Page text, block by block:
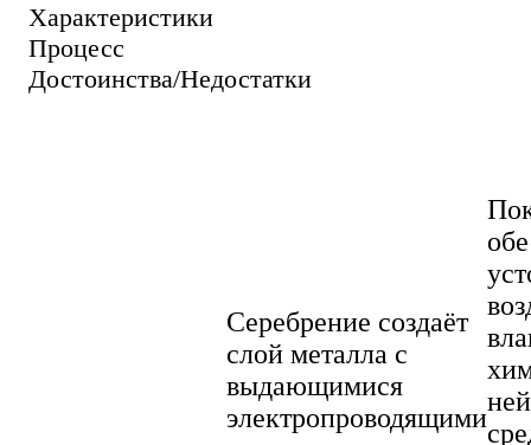
Характеристики
Процесс
Достоинства/Недостатки
Серебрение создаёт
слой металла с
выдающимися
электропроводящими